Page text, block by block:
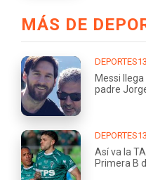
MÁS DE
DEPORTES13
Messi
padre
DEPORTES13
Así va la
Primera B